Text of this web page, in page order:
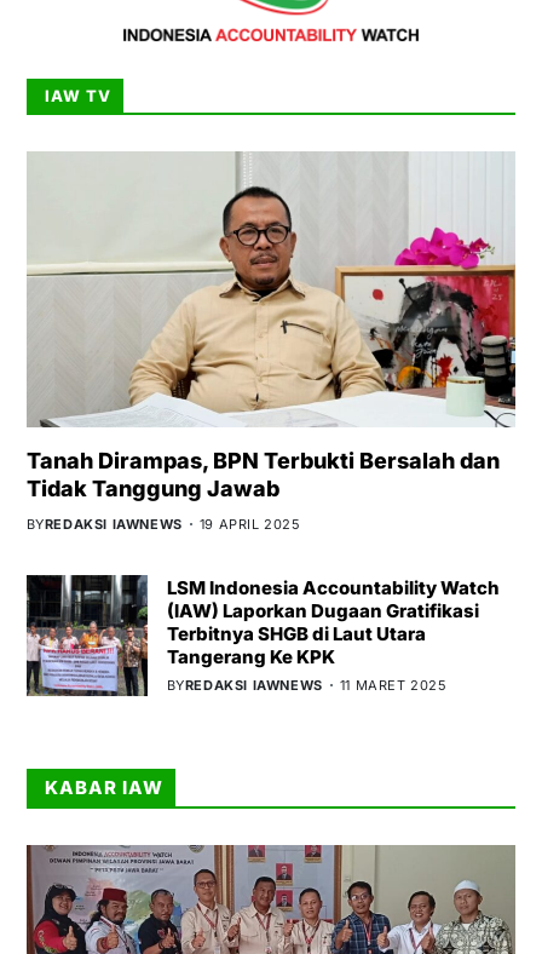
IAW TV
Tanah Dirampas, BPN Terbukti Bersalah dan
Tidak Tanggung Jawab
BYREDAKSI IAWNEWS 19 APRIL 2025
LSM Indonesia Accountability Watch
(IAW) Laporkan Dugaan Gratifikasi
Terbitnya SHGB di Laut Utara
Tangerang Ke KPK
BYREDAKSI IAWNEWS 11 MARET 2025
KABAR IAW